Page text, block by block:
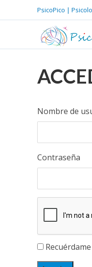
PsicoPico |
Nombre de
Contraseña
Recuérdame